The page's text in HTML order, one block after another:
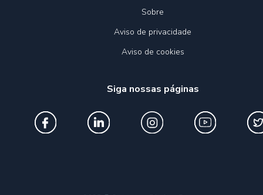
Sobre
Aviso de privacidade
Aviso de cookies
Siga nossas páginas